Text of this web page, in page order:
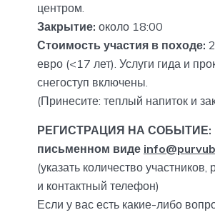
центром.
Закрытие: около 18:00
Стоимость участия в походе:
евро (<17 лет). Услуги гида и
снегоступ включены.
(Принесите: теплый напиток и
РЕГИСТРАЦИЯ НА СОБЫТИЕ:
письменном виде
(указать количество участников,
и контактный телефон)
Если у вас есть какие-либо